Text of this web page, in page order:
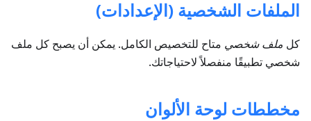
الملفات الشخصية (الإعدادات)
كل ملف شخصي متاح للتخصيص الكامل. يمكن أن يصبح كل ملف
شخصي تطبيقًا منفصلاً لاحتياجاتك.
مخططات لوحة الألوان